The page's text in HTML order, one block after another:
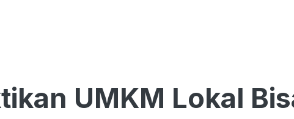
UMKM Lokal